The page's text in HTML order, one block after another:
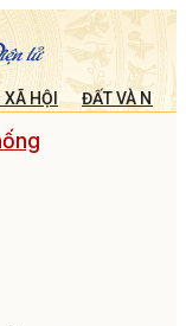
XÃ HỘI ĐẤT VÀ